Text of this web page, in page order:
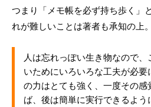
つまり「メモ帳を必ず持ち歩く」
れが難しいことは著者も承知の上。
人は忘れっぽい生き物なので
いためにいろいろな工夫が必要
の力はとても強く、一度その感
ば、後は簡単に実行できるよう